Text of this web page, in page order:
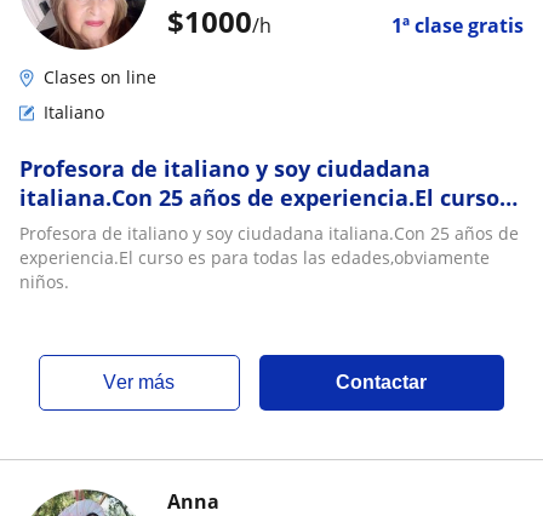
$1000/h 1ª clase gratis
Clases on line
Italiano
Profesora de italiano y soy ciudadana
italiana.Con 25 años de experiencia.El curso
es para todas las edades,obviamente niños
Profesora de italiano y soy ciudadana italiana.Con 25 años de
experiencia.El curso es para todas las edades,obviamente
niños.
ver más Contactar
Anna